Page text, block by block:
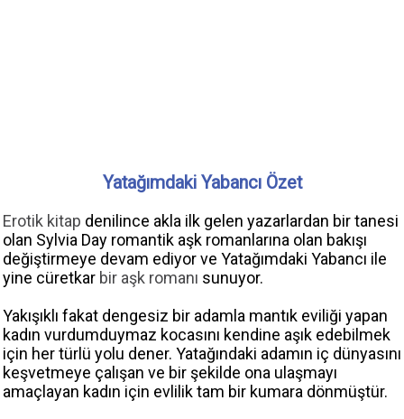
Yatağımdaki Yabancı Özet
Erotik kitap denilince akla ilk gelen yazarlardan bir tanesi
olan Sylvia Day romantik aşk romanlarına olan bakışı
değiştirmeye devam ediyor ve Yatağımdaki Yabancı ile
yine cüretkar bir aşk romanı sunuyor.
Yakışıklı fakat dengesiz bir adamla mantık eviliği yapan
kadın vurdumduymaz kocasını kendine aşık edebilmek
için her türlü yolu dener. Yatağındaki adamın iç dünyasını
keşvetmeye çalışan ve bir şekilde ona ulaşmayı
amaçlayan kadın için evlilik tam bir kumara dönmüştür.